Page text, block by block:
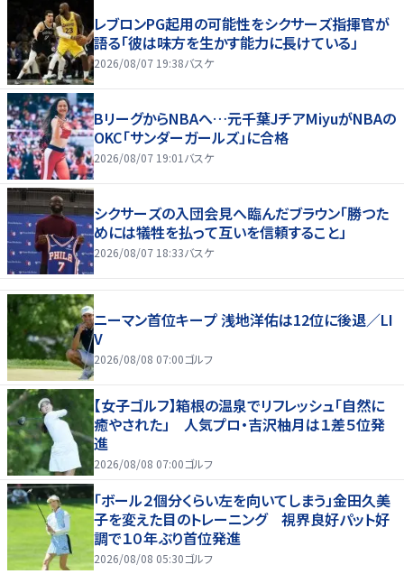
レブロンPG起用の可能性をシクサーズ指揮官が
語る「彼は味方を生かす能力に長けている」
2026/08/07 19:38バスケ
BリーグからNBAへ…元千葉JチアMiyuがNBAの
OKC「サンダーガールズ」に合格
2026/08/07 19:01 バスケ
シクサーズの入団会見へ臨んだブラウン「勝つた
めには犠牲を払って互いを信頼すること」
2026/08/07 18:33バスケ
ニーマン首位キープ 浅地洋佑は12位に後退／LI
V
2026/08/08 07:00ゴルフ
【女子ゴルフ】箱根の温泉でリフレッシュ「自然に
癒やされた」 人気プロ・吉沢柚月は１差５位発
進
2026/08/08 07:00ゴルフ
「ボール２個分くらい左を向いてしまう」金田久美
子を変えた目のトレーニング 視界良好パット好
調で１０年ぶり首位発進
2026/08/08 05:30ゴルフ